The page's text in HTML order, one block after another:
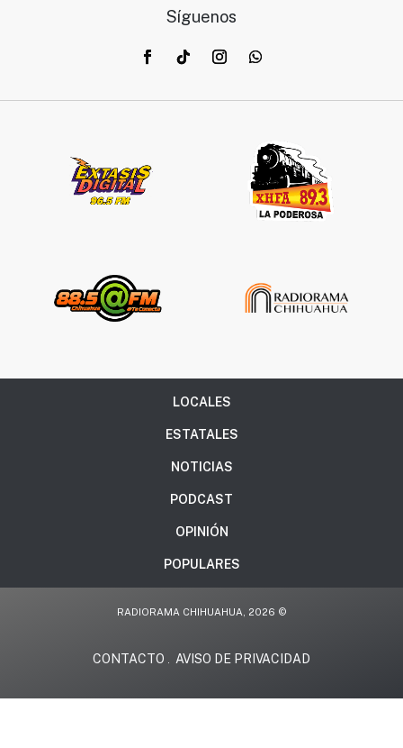
Síguenos
LOCALES
ESTATALES
NOTICIAS
PODCAST
OPINIÓN
POPULARES
RADIORAMA CHIHUAHUA, 2026 ©
CONTACTO AVISO DE PRIVACIDAD